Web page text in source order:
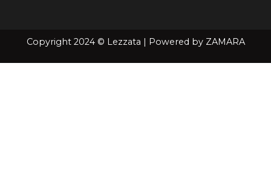
Copyright 2024 © Lezzata | Powered by ZAMARA